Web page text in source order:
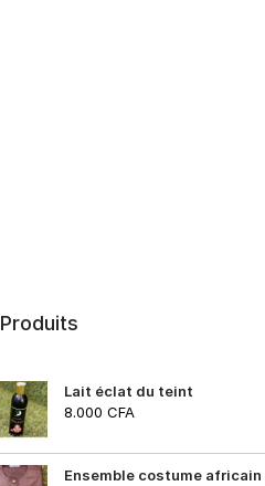
Produits
Lait éclat du teint
8.000 CFA
Ensemble costume africain